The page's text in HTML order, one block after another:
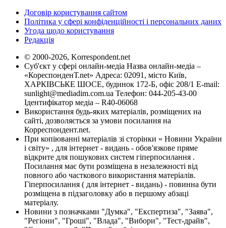
Договір користування сайтом
Політика у сфері конфіденційності і персональних даних
Угода щодо користування
Редакція
© 2000-2026, Korrespondent.net
Суб'єкт у сфері онлайн-медіа Назва онлайн-медіа –
«КореспонденТ.net» Адреса: 02091, місто Київ,
ХАРКІВСЬКЕ ШОСЕ, будинок 172-Б, офіс 208/1 E-mail:
sunlight@mediadim.com.ua Телефон: 044-205-43-00
Ідентифікатор медіа – R40-06068
Використання будь-яких матеріалів, розміщених на
сайті, дозволяється за умови посилання на
Корреспондент.net.
При копіюванні матеріалів зі сторінки « Новини України
і світу» , для інтернет - видань - обов'язкове пряме
відкрите для пошукових систем гіперпосилання .
Посилання має бути розміщена в незалежності від
повного або часткового використання матеріалів.
Гіперпосилання ( для інтернет - видань) - повинна бути
розміщена в підзаголовку або в першому абзаці
матеріалу.
Новини з позначками "Думка", "Експертиза", "Заява",
"Регіони", "Гроші", "Влада", "Вибори", "Тест-драйв",